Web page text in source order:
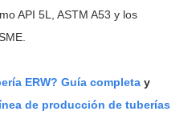
API 5L, ASTM A53 y los
ERW? Guía completa y
de producción de tuberías